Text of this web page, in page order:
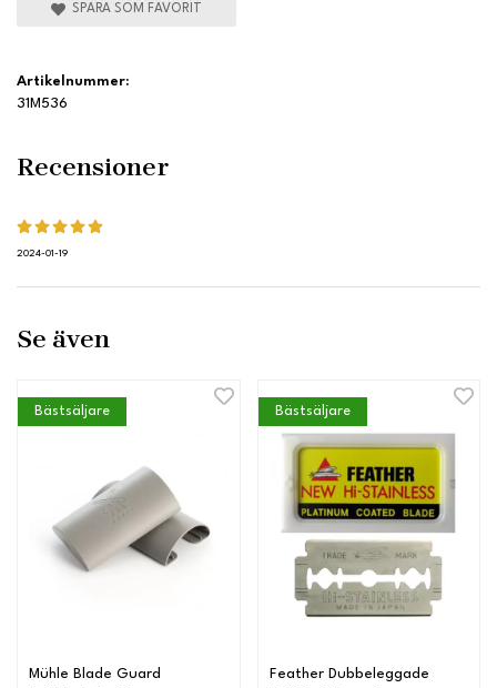
SPARA SOM FAVORIT
Artikelnummer:
31M536
Recensioner
2024-01-19
Se även
Bästsäljare
Mühle Blade Guard
Bästsäljare
Feather Dubbeleggade